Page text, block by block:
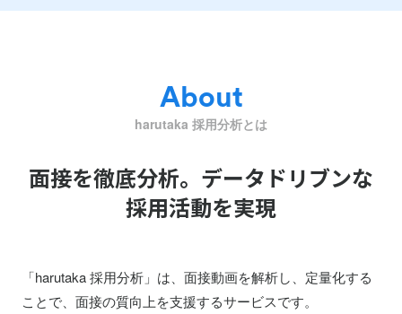
About
harutaka 採用分析とは
面接を徹底分析。 データドリブンな
採用活動を実現
「harutaka 採用分析」は、面接動画を解析し、定量化する
ことで、面接の質向上を支援するサービスです。